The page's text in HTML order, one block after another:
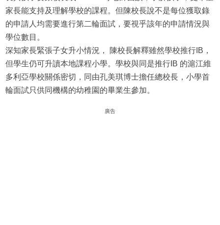
家長能支持及理解學校的課程。但陳校長說不是每位獲取錄
的申請人均需要進行第二輪面試，要視乎該年的申請情況與
學位數目。
深知家長緊張子女升小情況， 陳校長解釋雖然學校推行IB，
但學生仍可升讀本地課程小學。學校與同是推行IB 的滬江維
多利亞學校關係密切，同由孔美琪博士擔任總校長，小學首
輪面試只供同機構的幼稚園的畢業生參加。
廣告